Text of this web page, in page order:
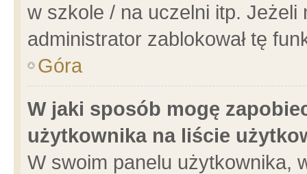
w szkole / na uczelni itp.
administrator zablokował tę
Góra
W jaki sposób mogę
użytkownika na liście
W swoim panelu użytkownika,